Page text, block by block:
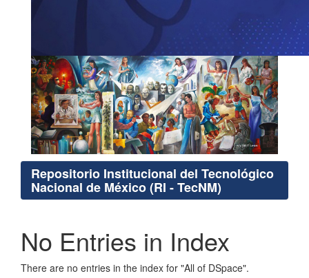
Repositorio Institucional del Tecnológico
Nacional de México (RI - TecNM)
No Entries in Index
There are no entries in the index for "All of DSpace".